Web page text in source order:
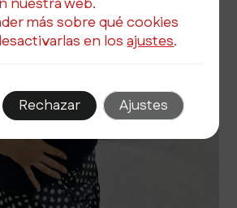
más sobre qué cookies
en losajustes.
Rechazar Ajustes